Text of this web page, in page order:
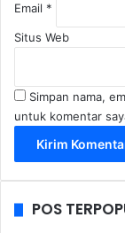
Email *
Situs Web
Simpan nama,
untuk komentar
POS